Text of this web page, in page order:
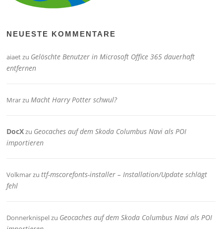
NEUESTE KOMMENTARE
aiaetzu Gelöschte Benutzer in Microsoft Office 365 dauerhaft
entfernen
Mrarzu Macht Harry Potter schwul?
DocXzu Geocaches auf dem Skoda Columbus Navi als POI
importieren
Volkmarzuttf-mscorefonts-installer – Installation/Update schlägt
fehl
Donnerknispelzu Geocaches auf dem Skoda Columbus Navi als POI